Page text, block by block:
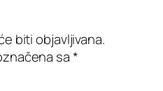
biti objavljivana.
sa*